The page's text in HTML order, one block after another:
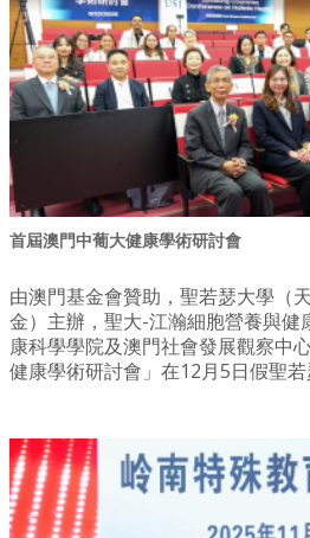
首屆澳門中葡大健康學術研討會
由澳門基金會贊助，聖若瑟大學（
金）主辦，聖大-江瀚細胞營養與健
康科學學院及澳門社會發展觀察中
健康學術研討會」在12月5日假聖若